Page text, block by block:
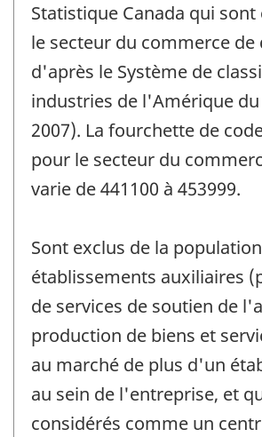
Statistique Canada qui sont
le secteur du commerce de
d'après le Système de
industries de l'Amérique du
2007). La fourchette de
pour le secteur du
varie de 441100 à 453999.
Sont exclus de la
établissements auxiliaires
de services de soutien de
production de biens et
au marché de plus d'un
au sein de l'entreprise, et
considérés comme un